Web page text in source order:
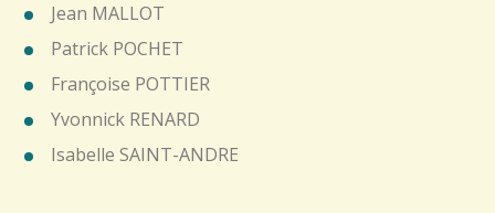
Jean MALLOT
Patrick POCHET
Françoise POTTIER
Yvonnick RENARD
Isabelle SAINT-ANDRE